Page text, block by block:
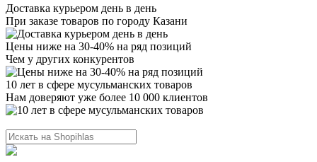
Доставка курьером день в день
При заказе товаров по городу Казани
Цены ниже на 30-40% на ряд позиций
Чем у других конкурентов
10 лет в сфере мусульманских товаров
Нам доверяют уже более 10 000 клиентов